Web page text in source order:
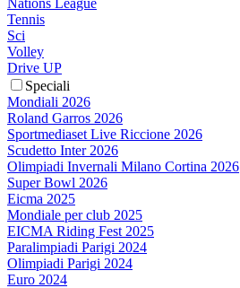
Tennis
Sci
Volley
Drive UP
Speciali
Mondiali 2026
Roland Garros 2026
Sportmediaset Live Riccione 2026
Scudetto Inter 2026
Olimpiadi Invernali Milano Cortina 2026
Super Bowl 2026
Eicma 2025
Mondiale per club 2025
EICMA Riding Fest 2025
Paralimpiadi Parigi 2024
Olimpiadi Parigi 2024
Euro 2024